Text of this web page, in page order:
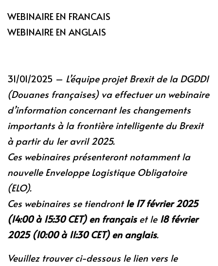
WEBINAIRE EN FRANCAIS
WEBINAIRE EN ANGLAIS
31/01/2025 – L’équipe projet Brexit de la DGDDI
(Douanes françaises) va effectuer un webinaire
d’information concernant les changements
importants à la frontière intelligente du Brexit
à partir du 1er avril 2025.
Ces webinaires présenteront notamment la
nouvelle Enveloppe Logistique Obligatoire
(ELO).
Ces webinaires se tiendrontle 17 février 2025
(14:00 à 15:30 CET) en françaiset le 18 février
2025 (10:00 à 11:30 CET) en anglais.
Veuillez trouver ci-dessous le lien vers le